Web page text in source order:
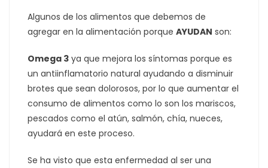
Algunos de los alimentos que debemos de
agregar en la alimentación porque AYUDAN son:
Omega 3 ya que mejora los síntomas porque es
un antiinflamatorio natural ayudando a disminuir
brotes que sean dolorosos, por lo que aumentar el
consumo de alimentos como lo son los mariscos,
pescados como el atún, salmón, chía, nueces,
ayudará en este proceso.
Se ha visto que esta enfermedad al ser una